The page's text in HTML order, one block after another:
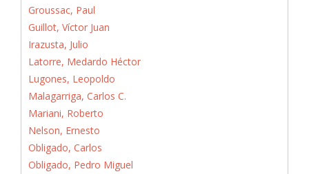
Groussac, Paul
Guillot, Víctor Juan
Irazusta, Julio
Latorre, Medardo Héctor
Lugones, Leopoldo
Malagarriga, Carlos C.
Mariani, Roberto
Nelson, Ernesto
Obligado, Carlos
Obligado, Pedro Miguel